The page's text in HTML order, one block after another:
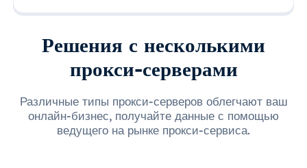
Решения с несколькими
прокси-серверами
Различные типы прокси-серверов облегчают ваш
онлайн-бизнес, получайте данные с помощью
ведущего на рынке прокси-сервиса.